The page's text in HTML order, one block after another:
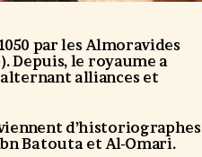
par les Almoravides
Depuis, le royaume a
alliances et
d’historiographes
Batouta et Al-Omari.